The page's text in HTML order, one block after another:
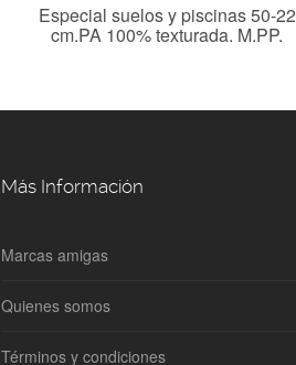
Especial suelos y piscinas 50-22
cm.PA 100% texturada. M.PP.
Más Información
Marcas amigas
Quienes somos
Términos y condiciones